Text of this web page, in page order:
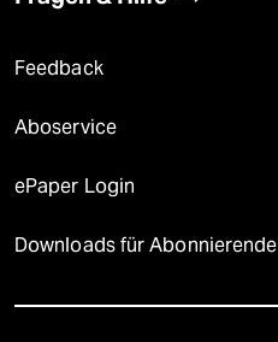
Feedback
Aboservice
ePaper Login
Downloads für Abonnierende